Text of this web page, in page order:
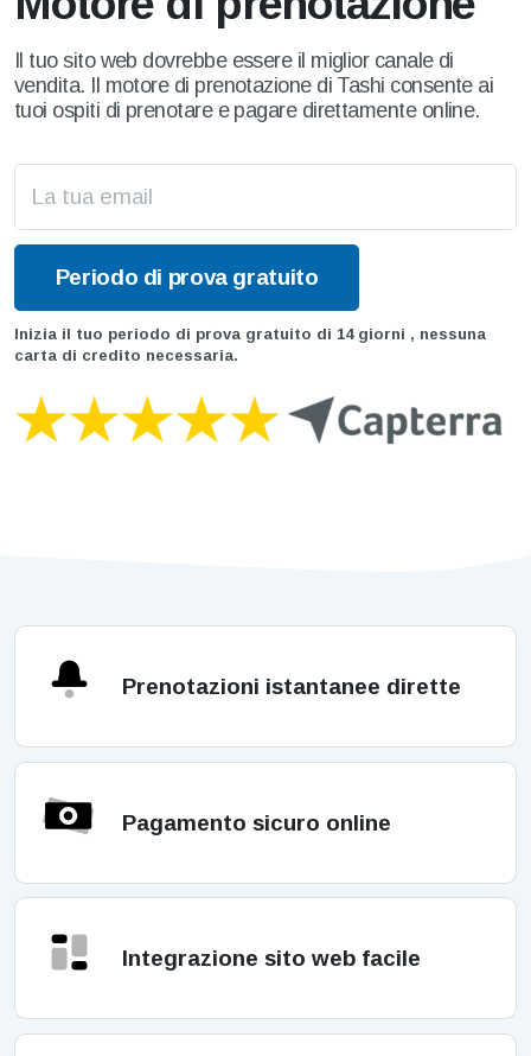
Il tuo sito web dovrebbe essere il miglior canale di
vendita. Il motore di prenotazione di Tashi consente ai
tuoi ospiti di prenotare e pagare direttamente online.
Inizia il tuo periodo di prova gratuito di 14 giorni , nessuna
carta di credito necessaria.
Prenotazioni istantanee dirette
Pagamento sicuro online
Integrazione sito web facile